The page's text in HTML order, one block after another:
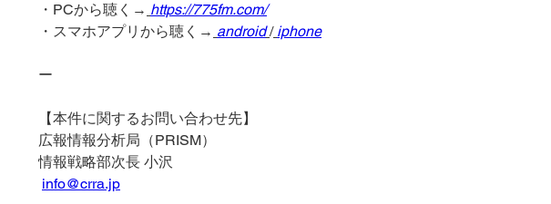
・PCから聴く→ https://775fm.com/
・スマホアプリから聴く→ android / iphone
ー
【本件に関するお問い合わせ先】
広報情報分析局（PRISM）
情報戦略部次長 小沢
info@crra.jp